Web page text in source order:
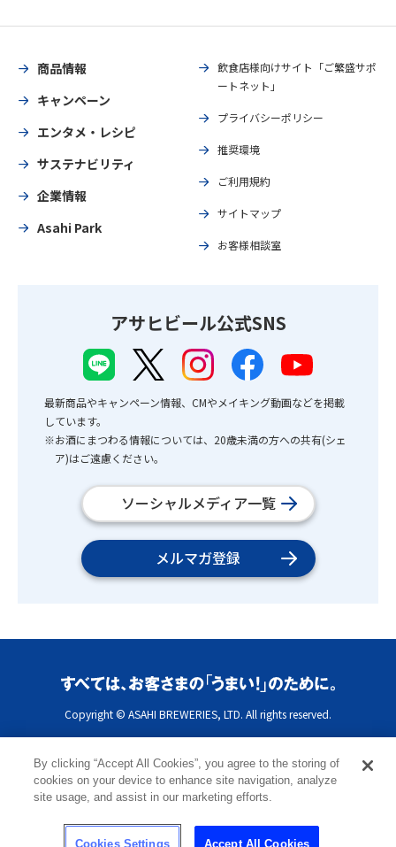
商品情報
キャンペーン
エンタメ・レシピ
サステナビリティ
企業情報
Asahi Park
飲食店様向けサイト「ご繁盛サポ
ートネット」
プライバシーポリシー
推奨環境
ご利用規約
サイトマップ
お客様相談室
アサヒビール公式SNS
最新商品やキャンペーン情報、CMやメイキング動画などを掲載
しています。
※お酒にまつわる情報については、20歳未満の方への共有(シェ
ア)はご遠慮ください。
ソーシャルメディア一覧
メルマガ登録
Copyright © ASAHI BREWERIES, LTD. All rights reserved.
By clicking “Accept All Cookies”, you agree to the storing of
cookies on your device to enhance site navigation, analyze
site usage, and assist in our marketing efforts.
Cookies Settings Accept All Cookies